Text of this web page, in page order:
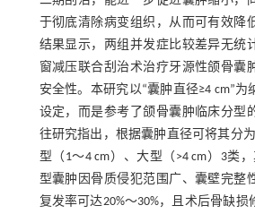
于彻底清除病变组织，从而可有效降
结果显示，两组并发症比较差异无统
窗减压联合刮治术治疗牙源性颌骨囊
安全性。本研究以“囊肿直径≥4 cm”
设定，而是参考了颌骨囊肿临床分型
往研究指出，根据囊肿直径可将其分
型（1～4 cm）、大型（>4 cm）3类
型囊肿因骨质侵犯范围广、囊壁完整
复发率可达20%～30%，且术后骨缺损